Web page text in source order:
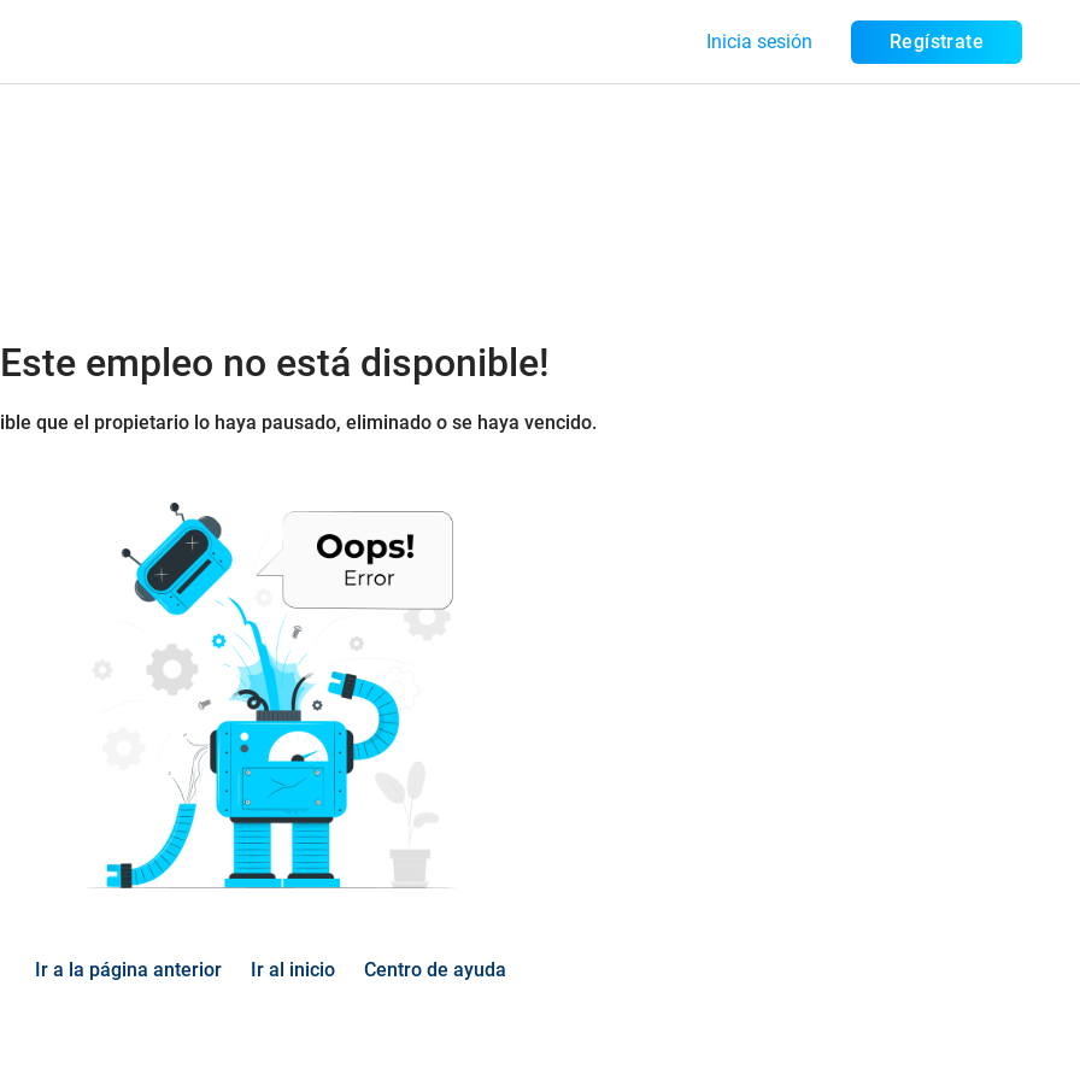
Inicia sesión Regístrate
empleo no está disponible!
que el propietario lo haya pausado, eliminado o se haya vencido.
Ir a la página anterior Ir al inicio Centro de ayuda